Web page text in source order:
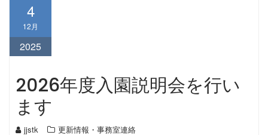
4
12月
2025
2026年度入園説明会を行い
ます
jjstk 更新情報・事務室連絡